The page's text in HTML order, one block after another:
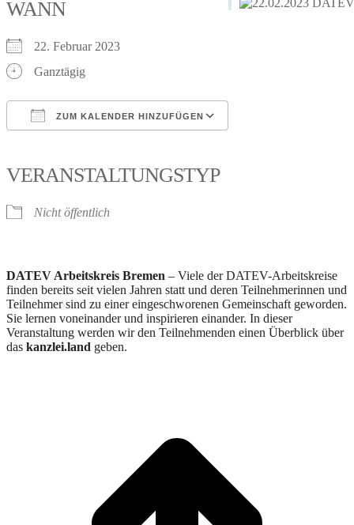
WANN
22. Februar 2023
Ganztägig
ZUM KALENDER HINZUFÜGEN
VERANSTALTUNGSTYP
Nicht öffentlich
DATEV Arbeitskreis Bremen – Viele der DATEV-Arbeitskreise
finden bereits seit vielen Jahren statt und deren Teilnehmerinnen und
Teilnehmer sind zu einer eingeschworenen Gemeinschaft geworden.
Sie lernen voneinander und inspirieren einander. In dieser
Veranstaltung werden wir den Teilnehmenden einen Überblick über
das kanzlei.land geben.